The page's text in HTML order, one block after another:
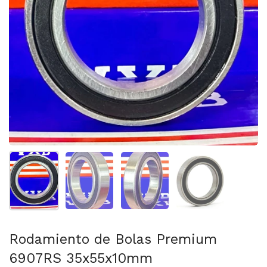
Mostrar diapositiva 1Mostrar diapositiva 2Mostrar diapositiva 3
Mostrar
Rodamiento de Bolas Premium
6907RS 35x55x10mm